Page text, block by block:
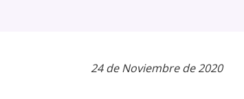
24 de Noviembre de 2020